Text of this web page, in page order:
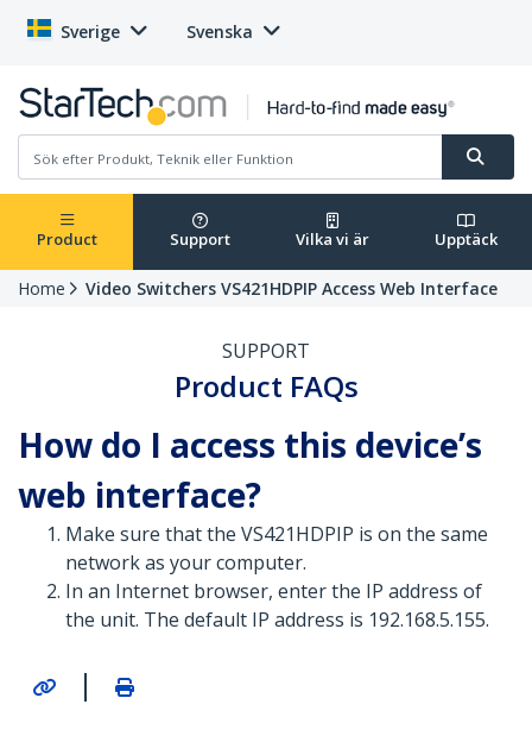
Sverige Svenska
Product Support Vilka vi är Upptäck
Home Video Switchers VS421HDPIP Access Web Interface
SUPPORT
Product FAQs
How do I access this device’s
web interface?
Make sure that the VS421HDPIP is on the same
network as your computer.
In an Internet browser, enter the IP address of
the unit. The default IP address is 192.168.5.155.
|